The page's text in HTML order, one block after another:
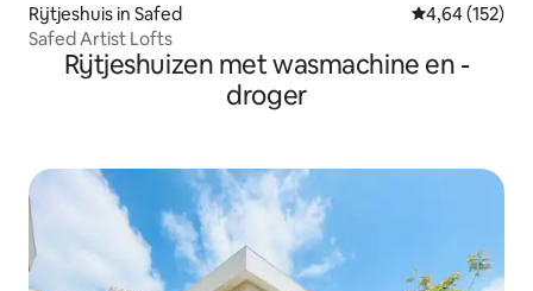
Rijtjeshuis in Safed Gemiddelde
4,64 (152)
Safed Artist Lofts
Rijtjeshuizen met wasmachine en -
droger